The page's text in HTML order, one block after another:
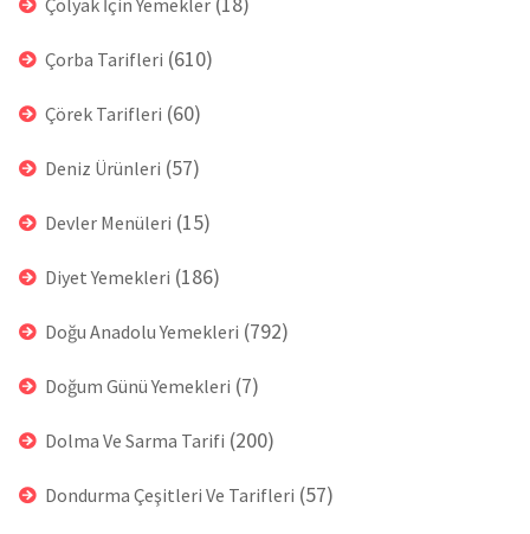
Çölyak İçin Yemekler
Çorba Tarifleri (610)
Çörek Tarifleri (60)
Deniz Ürünleri (57)
Devler Menüleri (15)
Diyet Yemekleri (186)
Doğu Anadolu Yemekleri (792)
Doğum Günü Yemekleri (7)
Dolma Ve Sarma Tarifi (200)
Dondurma Çeşitleri Ve Tarifleri (57)